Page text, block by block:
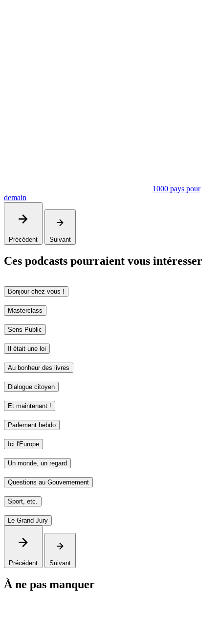
1000 pays pour
demain
Précédent Suivant
Ces podcasts pourraient vous intéresser
Bonjour chez vous !
Masterclass
Sens Public
Il était une loi
Au bonheur des livres
Dialogue citoyen
Et maintenant !
Parlement hebdo
Ici l'Europe
Un monde, un regard
Questions au Gouvernement
Sport, etc.
Le Grand Jury
Précédent Suivant
À ne pas manquer